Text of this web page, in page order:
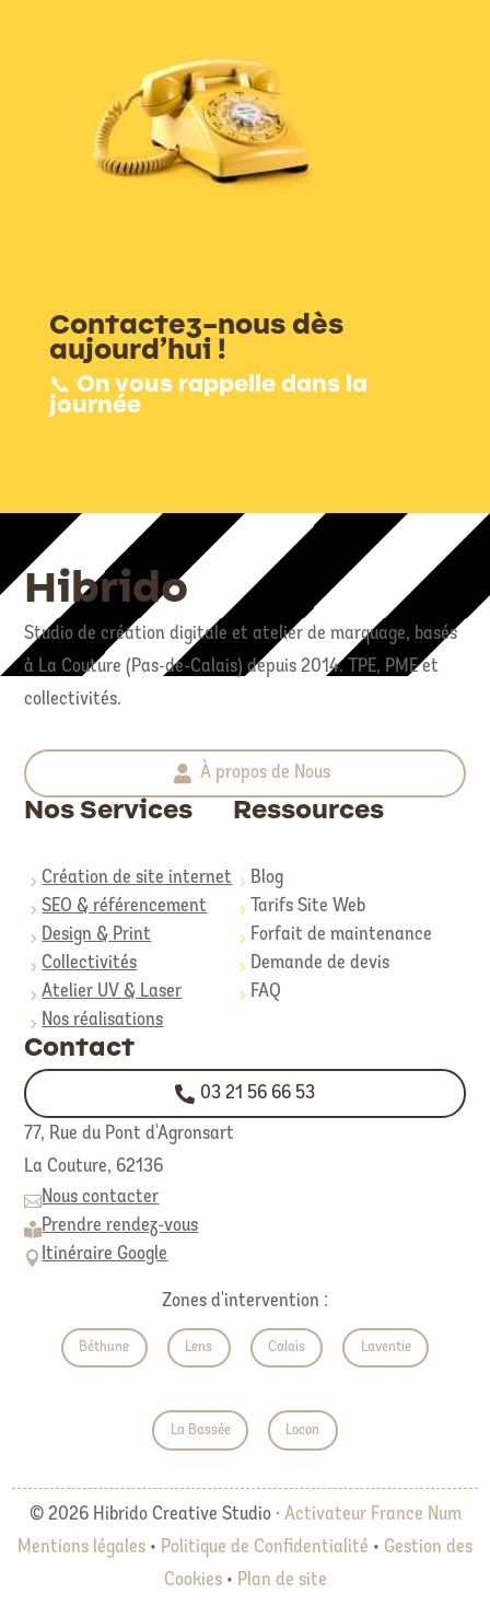
Contactez-nous dès
aujourd’hui !
📞 On vous rappelle dans la
journée
Hibrido
Studio de création digitale et atelier de marquage, basés
à La Couture (Pas-de-Calais) depuis 2014. TPE, PME et
collectivités.
À propos de Nous
Nos Services
5Création de site internet
5SEO & référencement
5Design & Print
5Collectivités
5Atelier UV & Laser
5Nos réalisations
Ressources
5 Blog
5 Tarifs Site Web
5 Forfait de maintenance
5 Demande de devis
5 FAQ
Contact
03 21 56 66 53
77, Rue du Pont d'Agronsart
La Couture, 62136
Nous contacter
Prendre rendez-vous
Itinéraire Google
Zones d'intervention :
Béthune Lens Calais Laventie
La Bassée Locon
© 2026 Hibrido Creative Studio · Activateur France Num
Mentions légales • Politique de Confidentialité • Gestion des
Cookies• Plan de site